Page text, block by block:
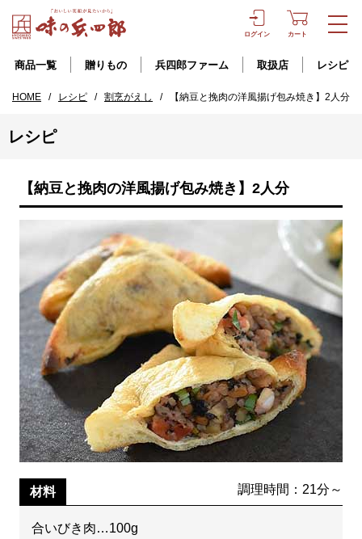
ログイン カート
商品一覧 贈りもの 兵四郎ファーム 取扱店 レシピ
HOME / レシピ / 割烹がえし / 【納豆と挽肉の洋風揚げ包み焼き】2人分
レシピ
【納豆と挽肉の洋風揚げ包み焼き】2人分
材料 調理時間：21分～
合いびき肉…100g